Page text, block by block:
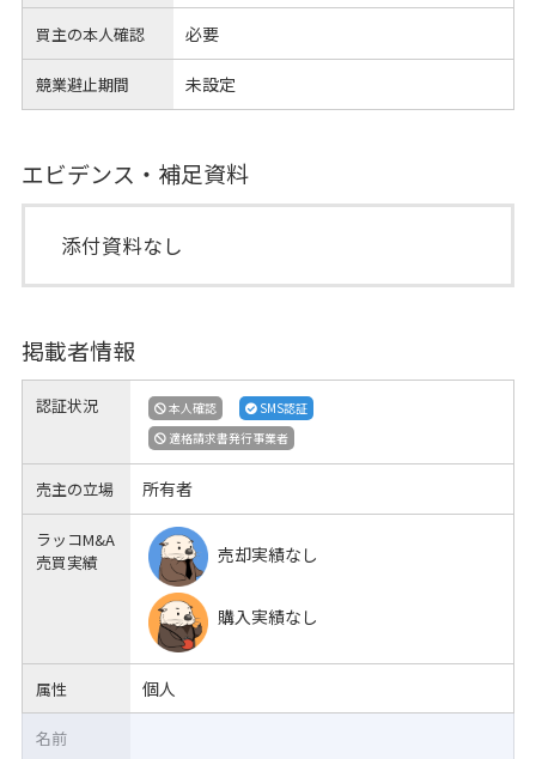
買主の本人確認 必要
競業避止期間 未設定
エビデンス・補足資料
添付資料なし
掲載者情報
認証状況 本人確認
SMS認証
適格請求書発行事業者
売主の立場 所有者
ラッコM&A
売買実績
売却実績なし
購入実績なし
属性 個人
名前